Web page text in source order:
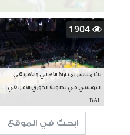
1904
بث مباشر لمباراة الأهلي والأفريقي
التونسي في بطولة الدوري الأفريقي
BAL